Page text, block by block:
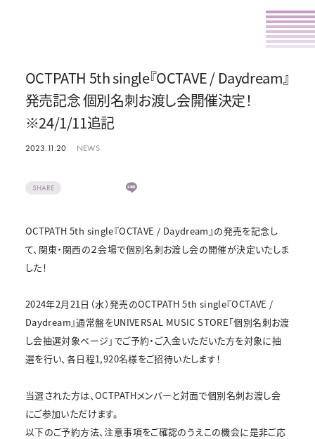
OCTPATH 5th single『OCTAVE / Daydream』
発売記念 個別名刺お渡し会開催決定！
※24/1/11追記
2023.11.20 NEWS
SHARE
OCTPATH 5th single『OCTAVE / Daydream』の発売を記念し
て、関東・関西の２会場で個別名刺お渡し会の開催が決定いたしま
した！
2024年2月21日（水）発売のOCTPATH 5th single『OCTAVE /
Daydream』通常盤をUNIVERSAL MUSIC STORE「個別名刺お渡
し会抽選対象ページ」でご予約・ご入金いただいた方を対象に抽
選を行い、各日程1,920名様をご招待いたします！
当選された方は、OCTPATHメンバーと対面で個別名刺お渡し会
にご参加いただけます。
以下のご予約方法、注意事項をご確認のうえこの機会に是非ご応